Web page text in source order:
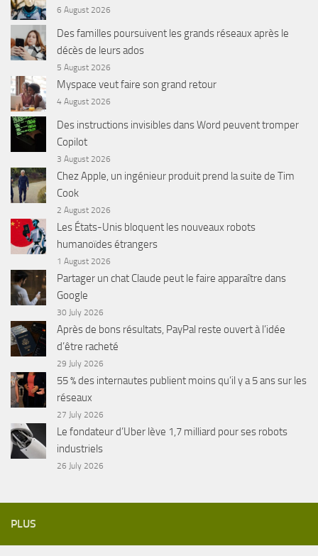
6 August 2026
Des familles poursuivent les grands réseaux après le
décès de leurs ados
5 August 2026
Myspace veut faire son grand retour
4 August 2026
Des instructions invisibles dans Word peuvent tromper
Copilot
3 August 2026
Chez Apple, un ingénieur produit prend la suite de Tim
Cook
2 August 2026
Les États-Unis bloquent les nouveaux robots
humanoïdes étrangers
1 August 2026
Partager un chat Claude peut le faire apparaître dans
Google
30 July 2026
Après de bons résultats, PayPal reste ouvert à l’idée
d’être racheté
29 July 2026
55 % des internautes publient moins qu’il y a 5 ans sur les
réseaux
27 July 2026
Le fondateur d’Uber lève 1,7 milliard pour ses robots
industriels
26 July 2026
PLUS